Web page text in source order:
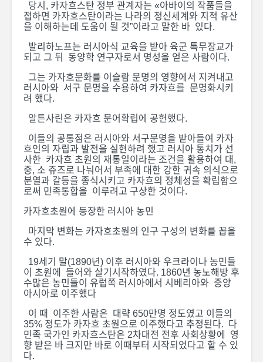
당시, 카자흐스탄 정부 관계자는 «아바이의 작품들을
접하면 카자흐스탄이라는 나라의 정신세계와 지적 유산
을 이해하는데 도움이 될 것”이라고 말한 바 있다.
발리하노프는 러시아식 교육을 받아 육군 특무장교가
되고 그 뒤 동양학 연구자로서 명성을 얻은 사람이다.
그는 카자흐문화를 이슬람 문명의 영향에서 지켜내고
러시아와 서구 문명을 수용하여 카자흐를 문명화시키
려 했다.
알튼사린은 카자흐 문어확립에 공헌했다.
이들의 공통점은 러시아와 서구문명을 받아들여 카자
흐인의 자립과 발전을 실현하려 했고 러시아 통치가 선
사한 카자흐 초원의 재통일이라는 조건을 활용하여 대,
중, 소 쥬즈로 나눠어서 부족에 대한 강한 귀속 의식으로
분열과 갈등을 종식시키고 카자흐의 정체성을 확립함으
로써 민족통합을 이루려고 구상한 것이다.
카자흐초원에 등장한 러시아 농민
마지막 변화는 카자흐초원의 인구 구성의 변화를 꼽을
수 있다.
19세기 말(1890년) 이후 러시아와 우크라이나 농민들
이 초원에 들어와 살기시작하였다. 1860년 농노해방 후
수많은 농민들이 유럽쪽 러시아에서 시베리아와 중앙
아시아로 이주했다
이 때 이주한 사람은 대략 650만명 정도였고 이들의
35% 정도가 카자흐 초원으로 이주했다고 추정된다. 다
민족 국가인 카자흐스탄은 2차대전 전후 사회상황에 영
향 받은 바 크지만 바로 이때부터 시작되었다고 할 수 있
다.